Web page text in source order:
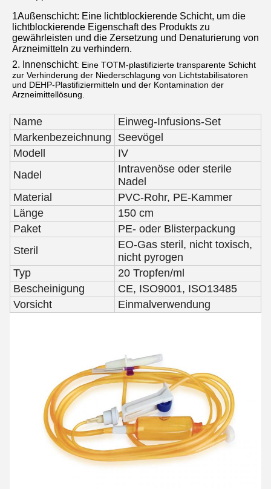
1Außenschicht: Eine lichtblockierende Schicht, um die
lichtblockierende Eigenschaft des Produkts zu
gewährleisten und die Zersetzung und Denaturierung von
Arzneimitteln zu verhindern.
2. Innenschicht: Eine TOTM-plastifizierte transparente Schicht
zur Verhinderung der Niederschlagung von Lichtstabilisatoren
und DEHP-Plastifiziermitteln und der Kontamination der
Arzneimittellösung.
Name
Einweg-Infusions-Set
Markenbezeichnung
Seevögel
Modell
IV
Nadel
Intravenöse oder sterile
Nadel
Material
PVC-Rohr, PE-Kammer
Länge
150 cm
Paket
PE- oder Blisterpackung
Steril
EO-Gas steril, nicht toxisch,
nicht pyrogen
Typ
20 Tropfen/ml
Bescheinigung
CE, ISO9001, ISO13485
Vorsicht
Einmalverwendung